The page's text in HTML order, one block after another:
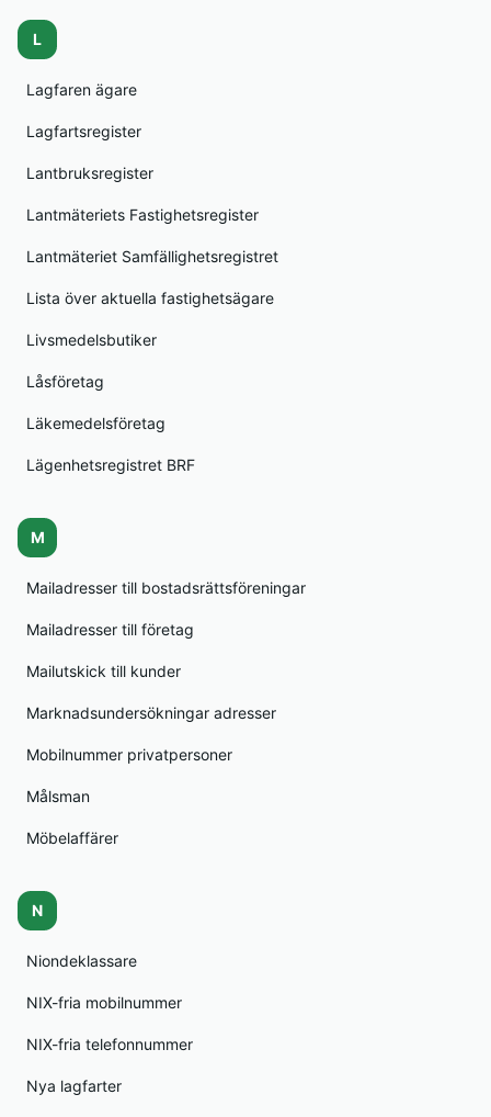
L
Lagfaren ägare
Lagfartsregister
Lantbruksregister
Lantmäteriets Fastighetsregister
Lantmäteriet Samfällighetsregistret
Lista över aktuella fastighetsägare
Livsmedelsbutiker
Låsföretag
Läkemedelsföretag
Lägenhetsregistret BRF
M
Mailadresser till bostadsrättsföreningar
Mailadresser till företag
Mailutskick till kunder
Marknadsundersökningar adresser
Mobilnummer privatpersoner
Målsman
Möbelaffärer
N
Niondeklassare
NIX-fria mobilnummer
NIX-fria telefonnummer
Nya lagfarter